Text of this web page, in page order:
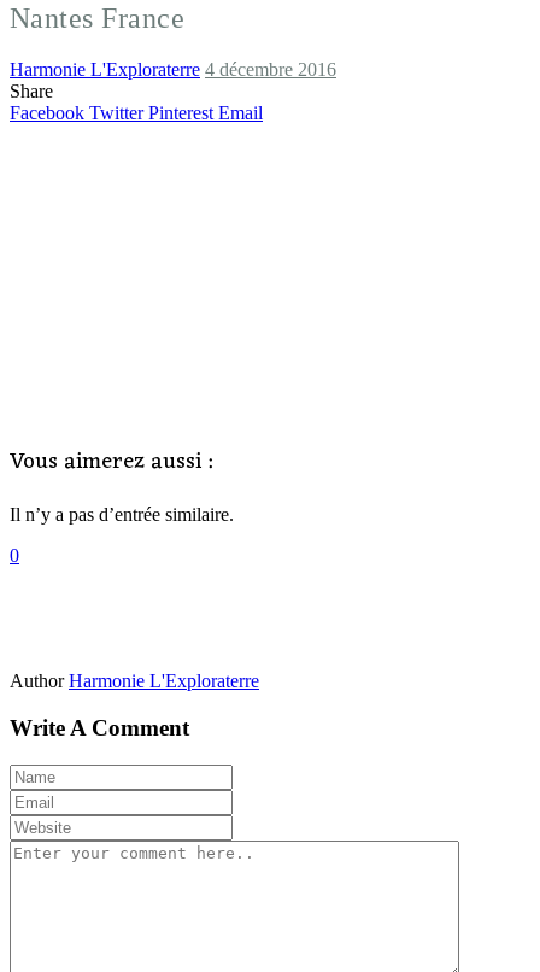
Nantes France
Harmonie L'Exploraterre 4 décembre 2016
Share
Facebook Twitter Pinterest Email
Vous aimerez aussi :
Il n’y a pas d’entrée similaire.
0
Author Harmonie L'Exploraterre
Write A Comment